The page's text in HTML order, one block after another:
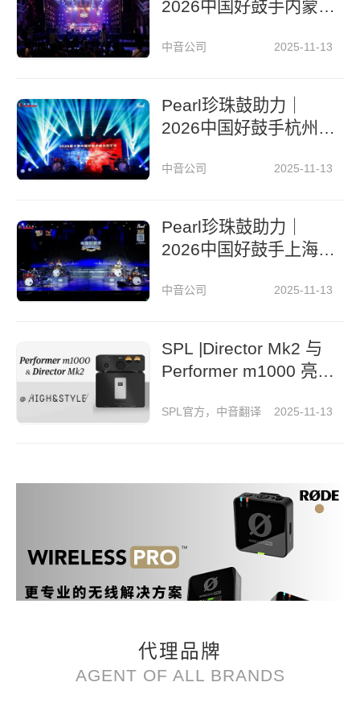
2026中国好鼓手内蒙
中音公司 2025-11-13
Pearl珍珠鼓助力｜
2026中国好鼓手杭州
中音公司 2025-11-13
Pearl珍珠鼓助力｜
2026中国好鼓手上海
中音公司 2025-11-13
SPL |Director Mk2 与
Performer m1000 亮
志
SPL官方，中音翻译 2025-11-13
代理品牌
AGENT OF ALL BRANDS